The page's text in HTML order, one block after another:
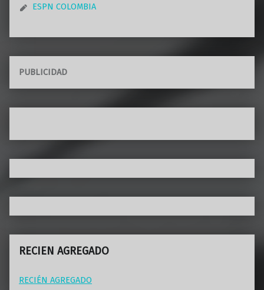
ESPN COLOMBIA
PUBLICIDAD
RECIEN AGREGADO
RECIÉN AGREGADO